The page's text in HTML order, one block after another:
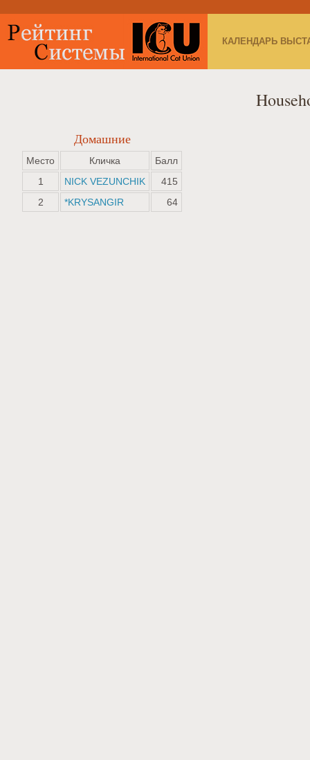
КАЛЕНДАРЬ
Домашние
Место Кличка
Балл
1
NICK VEZUNCHIK
415
2
*KRYSANGIR 64